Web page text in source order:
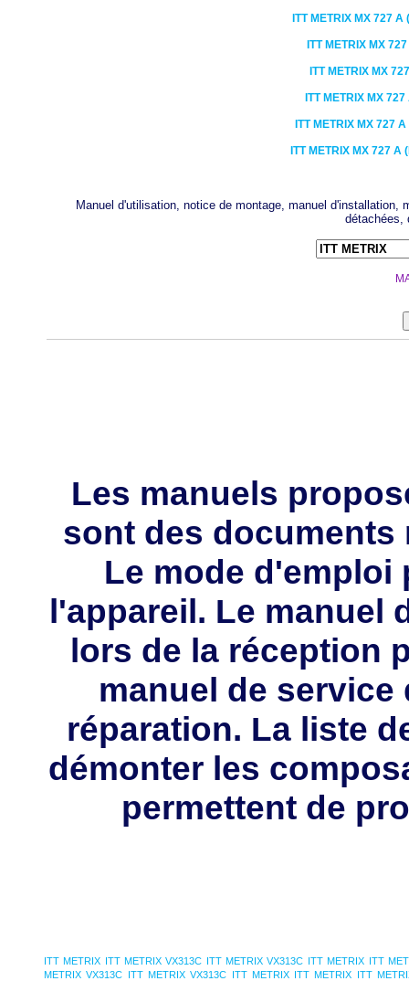
ITT METRIX MX 727 A
ITT METRIX MX
ITT METRIX MX
ITT METRIX MX
ITT METRIX MX 727
ITT METRIX MX 727 A
Manuel d'utilisation, notice de montage, manuel
détachées,
Les manuels
sont des documents
Le mode d'emploi
l'appareil. Le manuel
lors de la réception
manuel de
réparation. La liste
démonter les
permettent de
ITT METRIX ITT METRIX VX313C ITT METRIX VX313C ITT METRIX ITT
METRIX VX313C ITT METRIX VX313C ITT METRIX ITT METRIX ITT